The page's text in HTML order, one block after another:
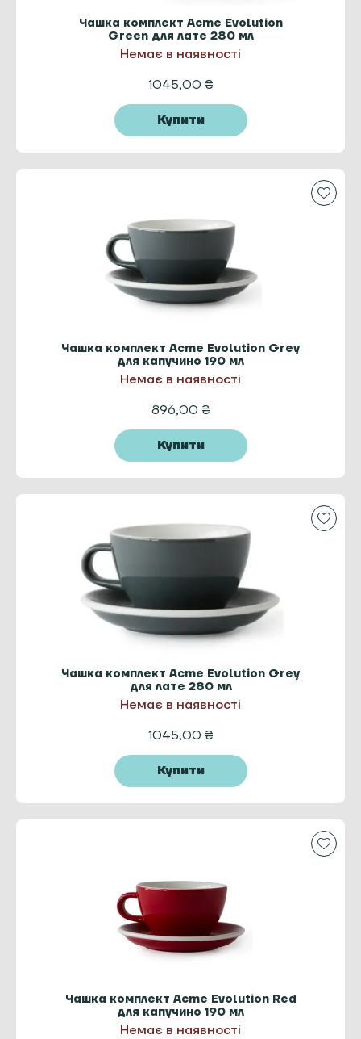
Чашка комплект Acme Evolution
Green для лате 280 мл
Немає в наявності
1045,00 ₴
Купити
Чашка комплект Acme Evolution Grey
для капучино 190 мл
Немає в наявності
896,00 ₴
Купити
Чашка комплект Acme Evolution Grey
для лате 280 мл
Немає в наявності
1045,00 ₴
Купити
Чашка комплект Acme Evolution Red
для капучино 190 мл
Немає в наявності